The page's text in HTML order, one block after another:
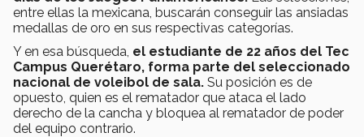
entre ellas la mexicana, buscarán conseguir las ansiadas
medallas de oro en sus respectivas categorías.
Y en esa búsqueda, el estudiante de 22 años del Tec
Campus Querétaro, forma parte del seleccionado
nacional de voleibol de sala. Su posición es de
opuesto, quien es el rematador que ataca el lado
derecho de la cancha y bloquea al rematador de poder
del equipo contrario.